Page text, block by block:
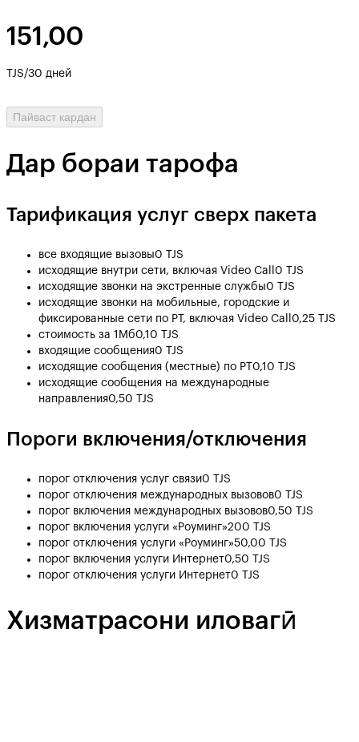
151,00
TJS/30 дней
Пайваст кардан
Дар бораи тарофа
Тарификация услуг сверх пакета
все входящие вызовы0 TJS
исходящие внутри сети, включая Video Call 0 TJS
исходящие звонки на экстренные службы0 TJS
исходящие звонки на мобильные, городские и
фиксированные сети по РТ, включая Video Call 0,25 TJS
стоимость за 1Мб0,10 TJS
входящие сообщения0 TJS
исходящие сообщения (местные) по РТ 0,10 TJS
исходящие сообщения на международные
направления0,50 TJS
Пороги включения/отключения
порог отключения услуг связи0 TJS
порог отключения международных вызовов0 TJS
порог включения международных вызовов0,50 TJS
порог включения услуги «Роуминг»200 TJS
порог отключения услуги «Роуминг»50,00 TJS
порог включения услуги Интернет0,50 TJS
порог отключения услуги Интернет0 TJS
Хизматрасони иловагӣ